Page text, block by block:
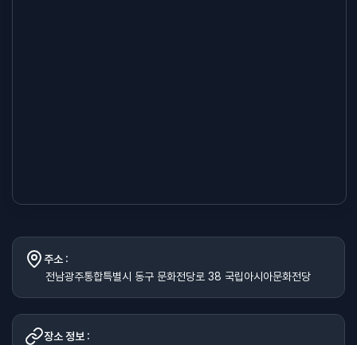
주소 :
전남광주통합특별시 동구 문화전당로 38 국립아시아문화전당
장소 정보 :